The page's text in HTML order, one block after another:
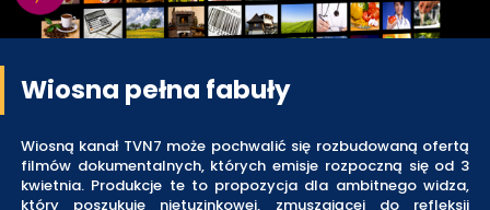
Wiosna pełna fabuły
Wiosną kanał TVN7 może pochwalić się rozbudowaną ofertą
filmów dokumentalnych, których emisje rozpoczną się od 3
kwietnia. Produkcje te to propozycja dla ambitnego widza,
który poszukuje nietuzinkowej, zmuszającej do refleksji